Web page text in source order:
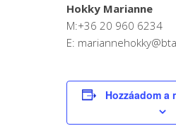
Hokky Marianne
M:+36 20 960 6234
E:
Hozzáadom a